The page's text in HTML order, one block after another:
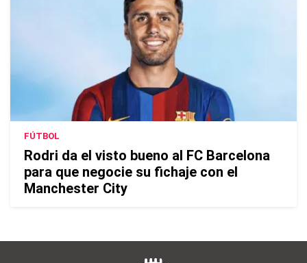
FÚTBOL
Rodri da el visto bueno al FC Barcelona
para que negocie su fichaje con el
Manchester City